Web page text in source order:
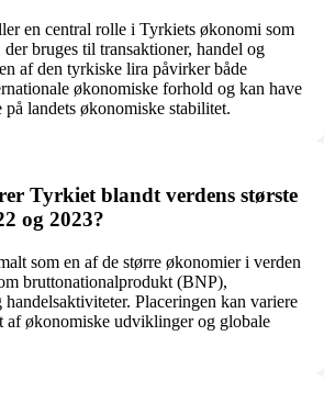
en central rolle i Tyrkiets økonomi som
bruges til transaktioner, handel og
af den tyrkiske lira påvirker både
økonomiske forhold og kan have
landets økonomiske stabilitet.
Tyrkiet blandt verdens største
og 2023?
som en af de større økonomier i verden
bruttonationalprodukt (BNP),
Placeringen kan variere
økonomiske udviklinger og globale